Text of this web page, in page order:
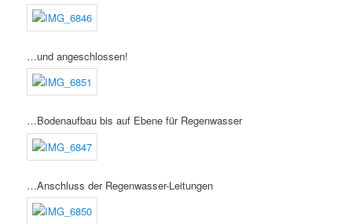
…und angeschlossen!
…Bodenaufbau bis auf Ebene für Regenwasser
…Anschluss der Regenwasser-Leitungen